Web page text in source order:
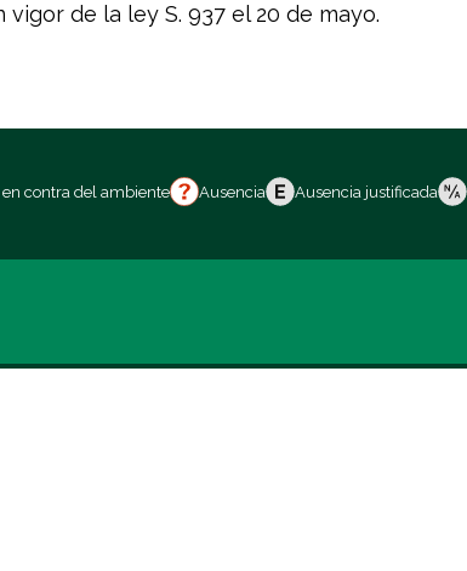
de la ley S. 937 el 20 de mayo.
contra del ambiente Ausencia Ausencia justificada